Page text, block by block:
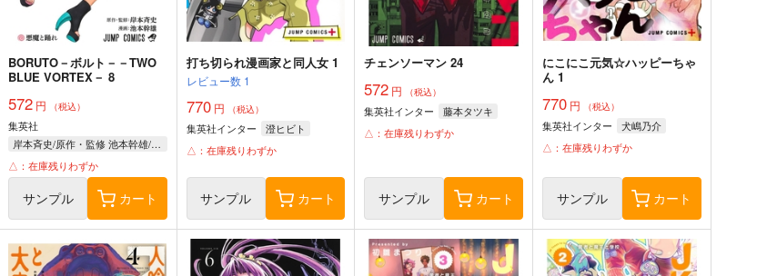
BORUTO－ボルト－－TWO
BLUE VORTEX－ 8
572円 （税込）
集英社
岸本斉史/原作・監修 池本幹雄/漫画
△：在庫残りわずか
サンプル カート
打ち切られ漫画家と同人女 1
レビュー数 1
770円 （税込）
集英社インター
澄ヒビト
△：在庫残りわずか
サンプル カート
チェンソーマン 24
572 円 （税込）
集英社インター
藤本タツキ
△：在庫残りわずか
サンプル カート
にこにこ元気☆ハッピーちゃ
ん 1
770 円 （税込）
集英社インター
犬嶋乃介
△：在庫残りわずか
サンプル カート